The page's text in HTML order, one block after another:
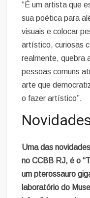
“É um artista que
sua poética para
visuais e colocar
artístico, curiosas
realmente, quebra
pessoas comuns
arte que
o fazer artístico”.
Uma das
no CCBB RJ, é o
um pterossauro
laboratório do